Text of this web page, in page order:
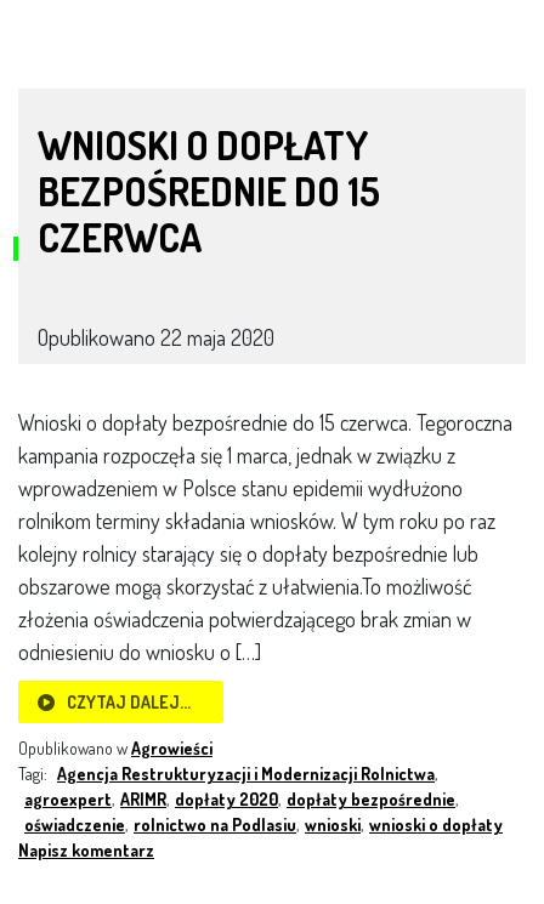
WNIOSKI O DOPŁATY
BEZPOŚREDNIE DO 15
CZERWCA
Opublikowano 22 maja 2020
Wnioski o dopłaty bezpośrednie do 15 czerwca. Tegoroczna
kampania rozpoczęła się 1 marca, jednak w związku z
wprowadzeniem w Polsce stanu epidemii wydłużono
rolnikom terminy składania wniosków. W tym roku po raz
kolejny rolnicy starający się o dopłaty bezpośrednie lub
obszarowe mogą skorzystać z ułatwienia.To możliwość
złożenia oświadczenia potwierdzającego brak zmian w
odniesieniu do wniosku o […]
CZYTAJ DALEJ…
Opublikowano wAgrowieści
Tagi: Agencja Restrukturyzacji i Modernizacji Rolnictwa,
agroexpert, ARIMR, dopłaty 2020, dopłaty bezpośrednie,
oświadczenie, rolnictwo na Podlasiu, wnioski, wnioski o dopłaty
Napisz komentarz